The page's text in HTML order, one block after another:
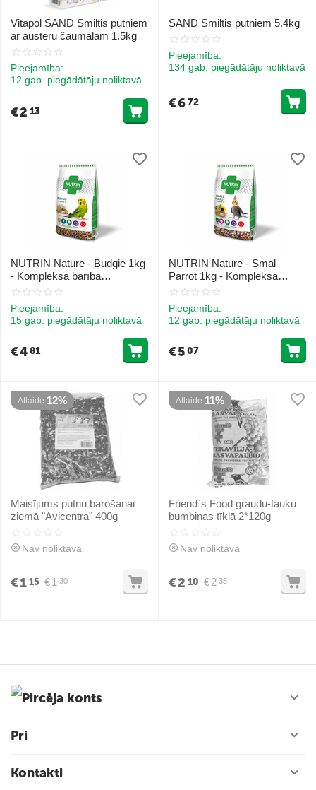
Vitapol SAND Smiltis putniem
ar austeru čaumalām 1.5kg
Pieejamība:
12 gab. piegādātāju noliktavā
€2 13
SAND Smiltis putniem 5.4kg
Pieejamība:
134 gab. piegādātāju noliktavā
€672
NUTRIN Nature - Budgie 1kg
- Kompleksā barība
pundurpapagaiļiem
Pieejamība:
15 gab. piegādātāju noliktavā
€481
NUTRIN Nature - Smal
Parrot 1kg - Kompleksā
barība mazajiem papagaiļiem
Pieejamība:
12 gab. piegādātāju noliktavā
€507
Atlaide 12%
Maisījums putnu barošanai
ziemā "Avicentra" 400g
Nav noliktavā
€1 30
€115
Atlaide 11%
Friend`s Food graudu-tauku
bumbiņas tīklā 2*120g
Nav noliktavā
€2 35
€2 10
Pircēja konts
Pri
Kontakti